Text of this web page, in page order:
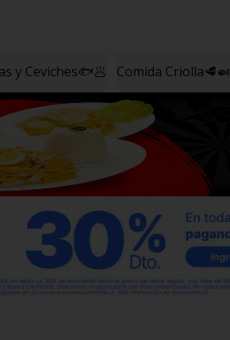
y Ceviches🐟🥟 Comida Criolla🥩🍛